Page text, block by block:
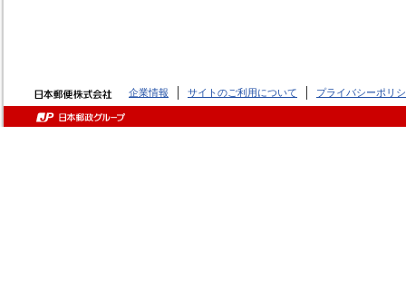
企業情報 サイトのご利用について プライバシーポリ